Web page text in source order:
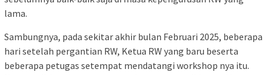
lama.
Sambungnya, pada sekitar akhir bulan Februari 2025, beberapa
hari setelah pergantian RW, Ketua RW yang baru beserta
beberapa petugas setempat mendatangi workshop nya itu.